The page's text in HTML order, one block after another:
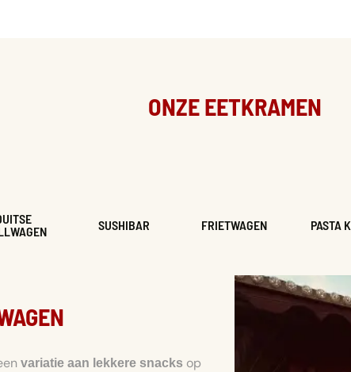
ONZE EETKRAMEN
SUSHIBAR FRIETWAGEN PASTA
variatie aan lekkere snacks op